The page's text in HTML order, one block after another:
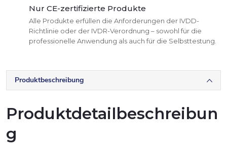
Nur CE-zertifizierte Produkte
Alle Produkte erfüllen die Anforderungen der IVDD-
Richtlinie oder der IVDR-Verordnung – sowohl für die
professionelle Anwendung als auch für die Selbsttestung.
Produktbeschreibung
Produktdetailbeschreibun
g